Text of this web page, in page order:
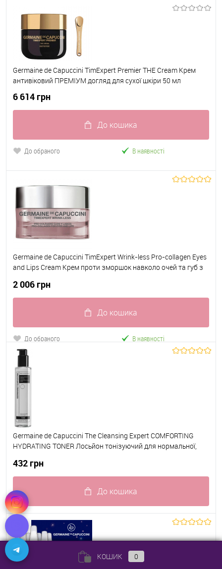
Germaine de Capuccini TimExpert Premier THE Cream Крем
антивіковий ПРЕМІУМ догляд для сухої шкіри 50 мл
6 614 грн
До кошика
До обраного В наявності
Germaine de Capuccini TimExpert Wrink-less Pro-collagen Eyes
and Lips Cream Крем проти зморшок навколо очей та губ з
2 006 грн
До кошика
До обраного В наявності
Germaine de Capuccini The Cleansing Expert COMFORTING
HYDRATING TONER Лосьйон тонізуючий для нормальної,
432 грн
До кошика
До обраного
КОШИК 0